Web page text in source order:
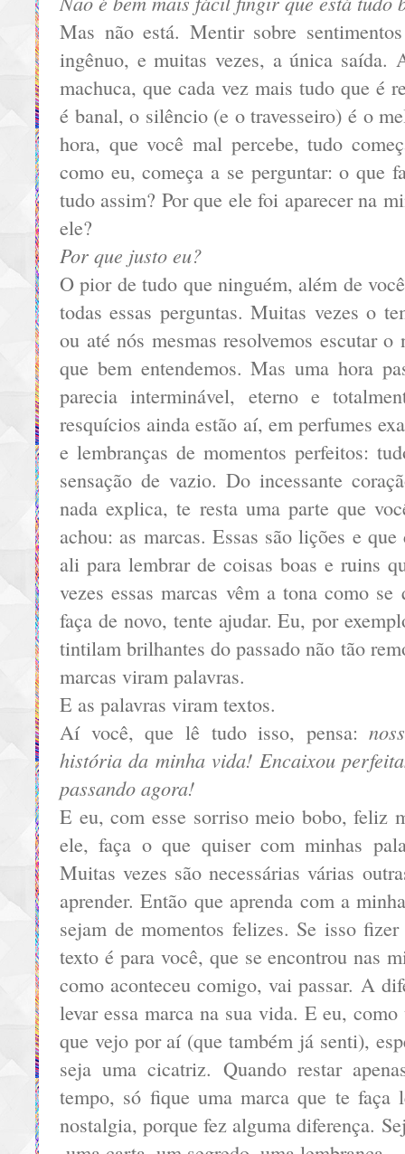
Mas não está. Mentir sobre
ingênuo, e muitas vezes, a única saída.
machuca, que cada vez mais tudo que é
é banal, o silêncio (e o travesseiro) é o
hora, que você mal percebe, tudo
como eu, começa a se perguntar: o que
tudo assim? Por que ele foi aparecer na
ele?
Por que justo eu?
O pior de tudo que ninguém, além de
todas essas perguntas. Muitas vezes o
ou até nós mesmas resolvemos escutar o
que bem entendemos. Mas uma hora
parecia interminável, eterno e
resquícios ainda estão aí, em perfumes
e lembranças de momentos perfeitos:
sensação de vazio. Do incessante
nada explica, te resta uma parte que
achou: as marcas. Essas são lições e
ali para lembrar de coisas boas e ruins
vezes essas marcas vêm a tona como se
faça de novo, tente ajudar. Eu, por
tintilam brilhantes do passado não tão
marcas viram palavras.
E as palavras viram textos.
Aí você, que lê tudo isso, pensa:
história da minha vida! Encaixou
passando agora!
E eu, com esse sorriso meio bobo, feliz
ele, faça o que quiser com minhas
Muitas vezes são necessárias várias
aprender. Então que aprenda com a
sejam de momentos felizes. Se isso
texto é para você, que se encontrou nas
como aconteceu comigo, vai passar. A
levar essa marca na sua vida. E eu,
que vejo por aí (que também já senti),
seja uma cicatriz. Quando restar
tempo, só fique uma marca que te faça
nostalgia, porque fez alguma diferença.